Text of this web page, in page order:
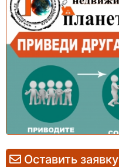
Оставить заявку